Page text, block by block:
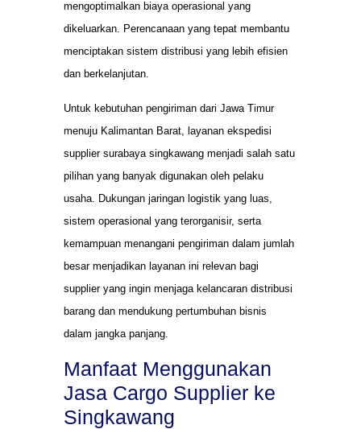
mengoptimalkan biaya operasional yang
dikeluarkan. Perencanaan yang tepat membantu
menciptakan sistem distribusi yang lebih efisien
dan berkelanjutan.
Untuk kebutuhan pengiriman dari Jawa Timur
menuju Kalimantan Barat, layanan ekspedisi
supplier surabaya singkawang menjadi salah satu
pilihan yang banyak digunakan oleh pelaku
usaha. Dukungan jaringan logistik yang luas,
sistem operasional yang terorganisir, serta
kemampuan menangani pengiriman dalam jumlah
besar menjadikan layanan ini relevan bagi
supplier yang ingin menjaga kelancaran distribusi
barang dan mendukung pertumbuhan bisnis
dalam jangka panjang.
Manfaat Menggunakan
Jasa Cargo Supplier ke
Singkawang